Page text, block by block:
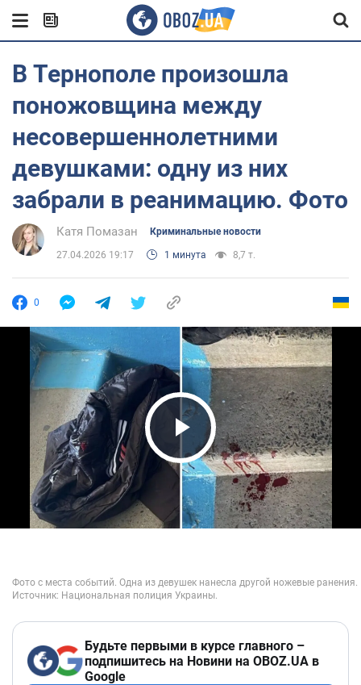
В Тернополе произошла
поножовщина между
несовершеннолетними
девушками: одну из них
забрали в реанимацию. Фото
Катя Помазан Криминальные новости
27.04.2026 19:17 1 минута 8,7 т.
0
Play Video
Будьте первыми в курсе главного –
подпишитесь на Новини на OBOZ.UA в
Google